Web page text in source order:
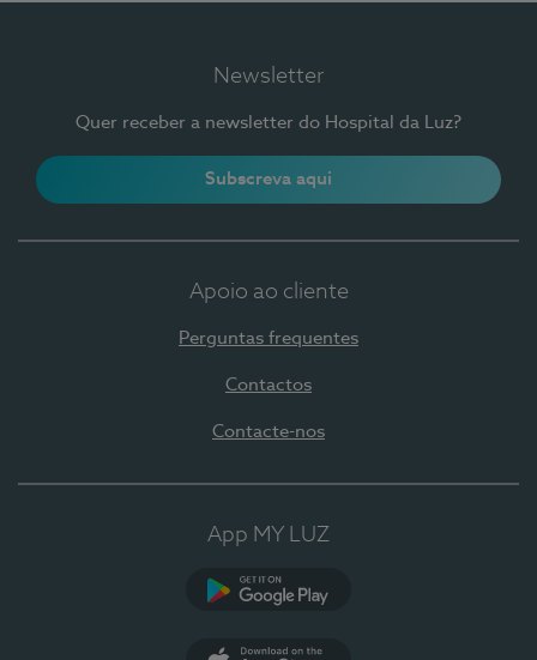
Newsletter
Quer receber a newsletter do Hospital da Luz?
Subscreva aqui
Apoio ao cliente
Perguntas frequentes
Contactos
Contacte-nos
App MY LUZ